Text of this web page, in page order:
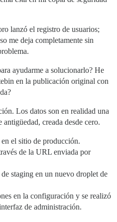
lanzó el registro de usuarios;
me deja completamente sin
ayudarme a solucionarlo? He
en la publicación original con
Los datos son en realidad una
antigüedad, creada desde cero.
el sitio de producción.
de la URL enviada por
staging en un nuevo droplet de
en la configuración y se realizó
de administración.